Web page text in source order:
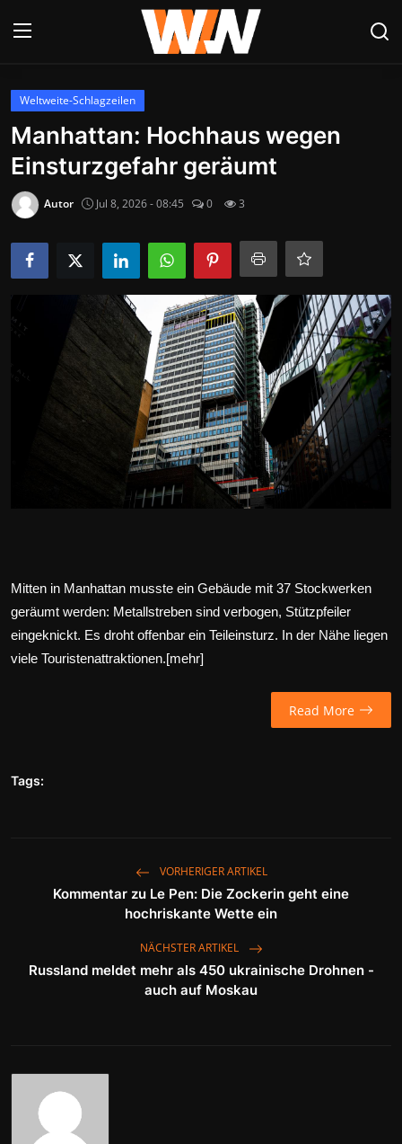
Anmelden
Datenschutzerklärung
Contact
Kultur & Unterhaltung
Lifestyle & Gesellschaft
Sport & Freizeit
Tech & IT-Security
Wirtschaft
Wissenschaft & Gesundheit
Weltweite-Schlagzeilen
Manhattan: Hochhaus wegen
Einsturzgefahr geräumt
Autor Jul 8, 2026 - 08:45 0 3
Mitten in Manhattan musste ein Gebäude mit 37 Stockwerken
geräumt werden: Metallstreben sind verbogen, Stützpfeiler
eingeknickt. Es droht offenbar ein Teileinsturz. In der Nähe liegen
viele Touristenattraktionen.[mehr]
Read More
Tags:
VORHERIGER ARTIKEL
Kommentar zu Le Pen: Die Zockerin geht eine
hochriskante Wette ein
NÄCHSTER ARTIKEL
Russland meldet mehr als 450 ukrainische Drohnen -
auch auf Moskau